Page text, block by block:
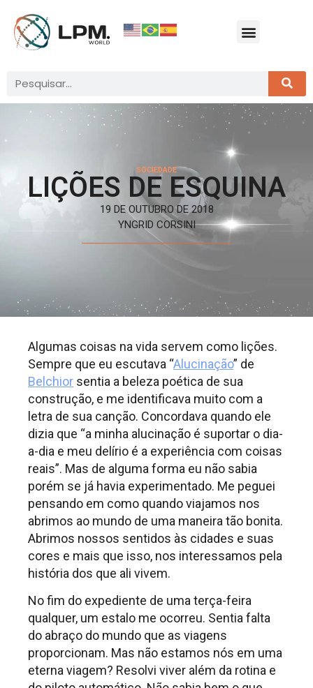
SOCIEDADE
LIÇÕES DE ESQUINA
19 DE OUTUBRO DE 2018
YNGRID CORSINI
Algumas coisas na vida servem como lições.
Sempre que eu escutava “Alucinação” de
Belchior sentia a beleza poética de sua
construção, e me identificava muito com a
letra de sua canção. Concordava quando ele
dizia que “a minha alucinação é suportar o dia-
a-dia e meu delírio é a experiência com coisas
reais”. Mas de alguma forma eu não sabia
porém se já havia experimentado. Me peguei
pensando em como quando viajamos nos
abrimos ao mundo de uma maneira tão bonita.
Abrimos nossos sentidos às cidades e suas
cores e mais que isso, nos interessamos pela
história dos que ali vivem.
No fim do expediente de uma terça-feira
qualquer, um estalo me ocorreu. Sentia falta
do abraço do mundo que as viagens
proporcionam. Mas não estamos nós em uma
eterna viagem? Resolvi viver além da rotina e